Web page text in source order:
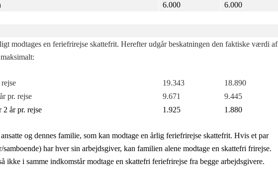
6.000 6.000
modtages en feriefrirejse skattefrit. Herefter udgår beskatningen den faktiske værdi af
19.343
18.890
pr. rejse
9.671
9.445
2 år pr. rejse
1.925 1.880
og dennes familie, som kan modtage en årlig feriefrirejse skattefrit. Hvis et par
har hver sin arbejdsgiver, kan familien alene modtage en skattefri frirejse.
ikke i samme indkomstår modtage en skattefri feriefrirejse fra begge arbejdsgivere.